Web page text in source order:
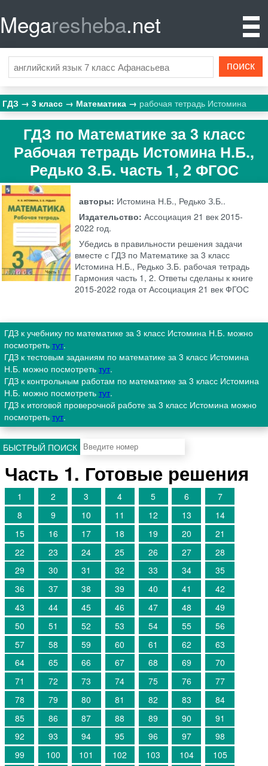
Megaresheba.net
ГДЗ 3 класс Математика рабочая тетрадь Истомина
ГДЗ по Математике за 3 класс
Рабочая тетрадь Истомина Н.Б.,
Редько З.Б. часть 1, 2 ФГОС
авторы: Истомина Н.Б., Редько З.Б..
Издательство:Ассоциация 21 век 2015-
2022 год.
Убедись в правильности решения задачи
вместе с ГДЗ по Математике за 3 класс
Истомина Н.Б., Редько З.Б. рабочая тетрадь
Гармония часть 1, 2. Ответы сделаны к книге
2015-2022 года от Ассоциация 21 век ФГОС
ГДЗ к учебнику по математике за 3 класс Истомина Н.Б. можно
посмотреть тут.
ГДЗ к тестовым заданиям по математике за 3 класс Истомина
Н.Б. можно посмотреть тут.
ГДЗ к контрольным работам по математике за 3 класс Истомина
Н.Б. можно посмотреть тут.
ГДЗ к итоговой проверочной работе за 3 класс Истомина можно
посмотреть тут.
БЫСТРЫЙ ПОИСК
Часть 1. Готовые решения
1 2 3 4 5 6
7
8
9 10 11 12 13
14
15
16 17 18 19 20
21
22
23 24 25 26 27
28
29
30 31 32 33 34
35
36
37 38 39 40 41
42
43
44 45 46 47 48
49
50
51 52 53 54 55
56
57
58 59 60 61 62
63
64
65 66 67 68 69
70
71
72 73 74 75 76
77
78
79 80 81 82 83
84
85
86 87 88 89 90
91
92
93 94 95 96 97
98
99
100 101 102 103 104
105